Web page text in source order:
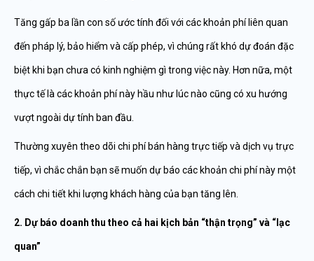
Tăng gấp ba lần con số ước tính đối với các khoản phí liên quan
đến pháp lý, bảo hiểm và cấp phép, vì chúng rất khó dự đoán đặc
biệt khi bạn chưa có kinh nghiệm gì trong việc này. Hơn nữa, một
thực tế là các khoản phí này hầu như lúc nào cũng có xu hướng
vượt ngoài dự tính ban đầu.
Thường xuyên theo dõi chi phí bán hàng trực tiếp và dịch vụ trực
tiếp, vì chắc chắn bạn sẽ muốn dự báo các khoản chi phí này một
cách chi tiết khi lượng khách hàng của bạn tăng lên.
2. Dự báo doanh thu theo cả hai kịch bản “thận trọng” và “lạc
quan”